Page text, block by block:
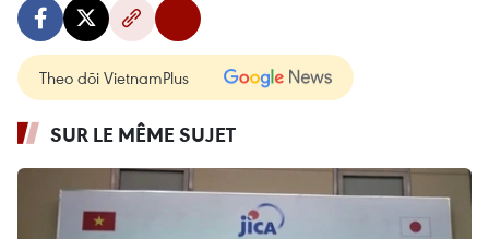
Theo dõi VietnamPlus
SUR LE MÊME SUJET